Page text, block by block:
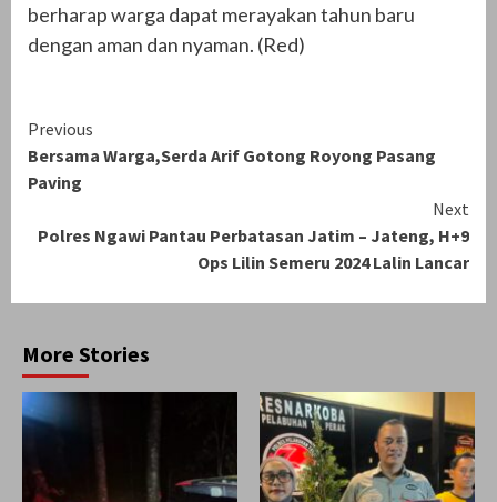
berharap warga dapat merayakan tahun baru
dengan aman dan nyaman. (Red)
Continue
Reading
Previous
Bersama Warga,Serda Arif Gotong Royong Pasang
Paving
Next
Polres Ngawi Pantau Perbatasan Jatim – Jateng, H+9
Ops Lilin Semeru 2024 Lalin Lancar
More Stories